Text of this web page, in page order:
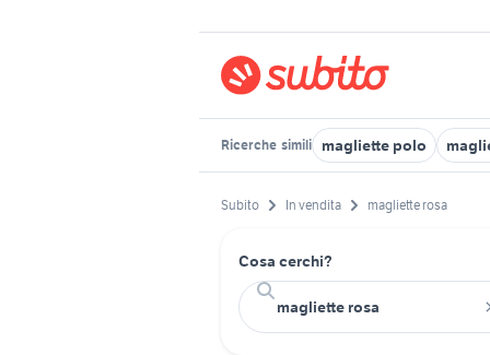
Ricerche simili magliette polo
Subito In vendita magliette rosa
Cosa cerchi?